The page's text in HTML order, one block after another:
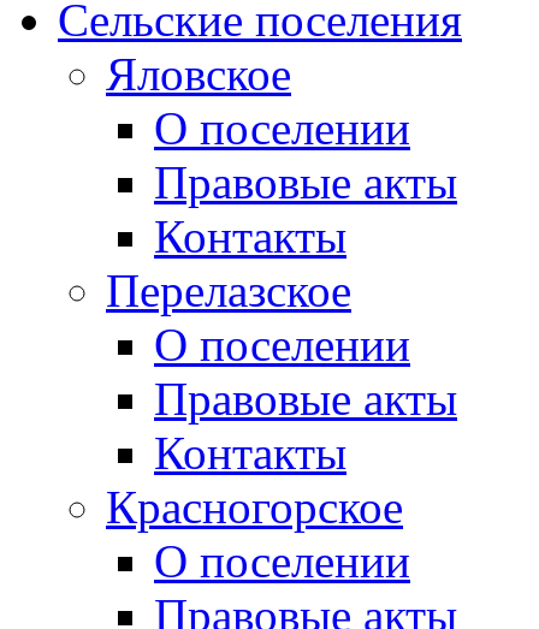
Сельские поселения
Яловское
О поселении
Правовые акты
Контакты
Перелазское
О поселении
Правовые акты
Контакты
Красногорское
О поселении
Правовые акты